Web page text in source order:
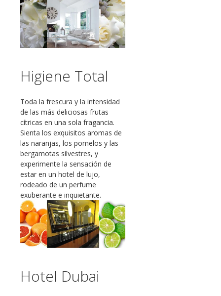
Higiene Total
Toda la frescura y la intensidad
de las más deliciosas frutas
cítricas en una sola fragancia.
Sienta los exquisitos aromas de
las naranjas, los pomelos y las
bergamotas silvestres, y
experimente la sensación de
estar en un hotel de lujo,
rodeado de un perfume
exuberante e inquietante.
Hotel Dubai